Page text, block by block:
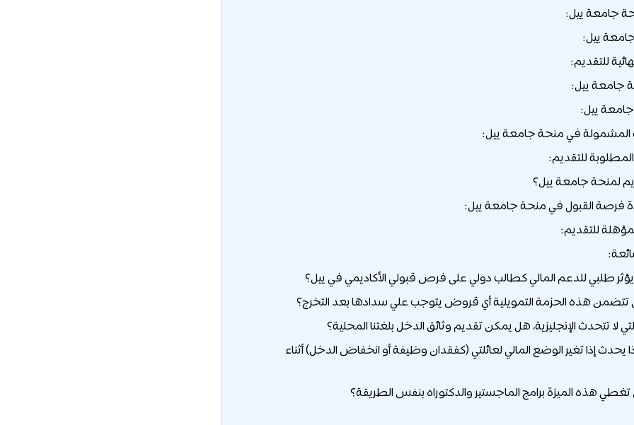
جامعة ييل:
ييل:
للتقديم:
جامعة ييل:
ييل:
في منحة جامعة ييل:
للتقديم:
لمنحة جامعة ييل؟
فرصة القبول في منحة جامعة ييل:
للتقديم:
يحدث إذا تغير الوضع المالي لعائلتي (كفقدان وظيفة أو انخفاض الدخل) أثناء